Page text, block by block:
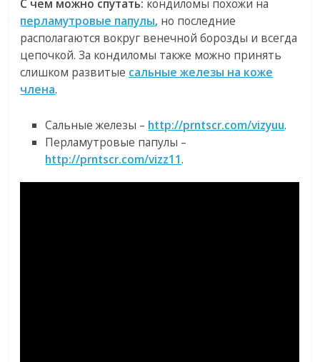
С чем можно спутать: кондиломы похожи на
перламутровые папулы, но последние
располагаются вокруг венечной борозды и всегда
цепочкой. За кондиломы также можно принять
слишком развитые сальные железы на коже
члена.
Сальные железы – http://prntscr.com/vizyuu.
Перламутровые папулы –
http://prntscr.com/vizz11.